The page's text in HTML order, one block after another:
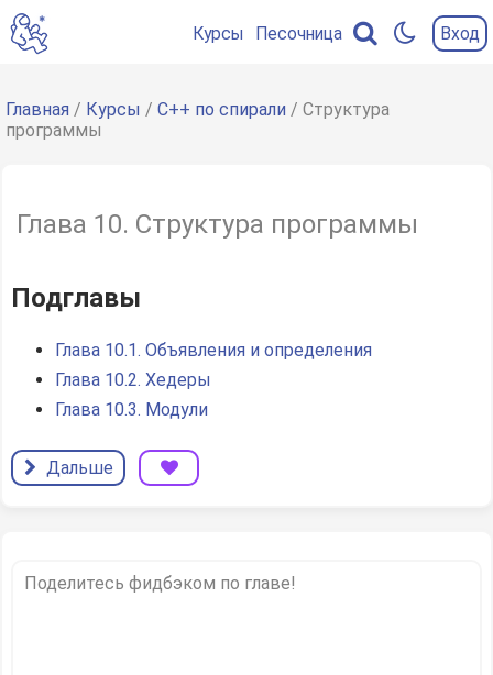
Содержание
Подглавы
Курсы Песочница Вход
Главная / Курсы / C++ по спирали / Структура
программы
Глава 10. Структура программы
Подглавы
Глава 10.1. Объявления и определения
Глава 10.2. Хедеры
Глава 10.3. Модули
Дальше